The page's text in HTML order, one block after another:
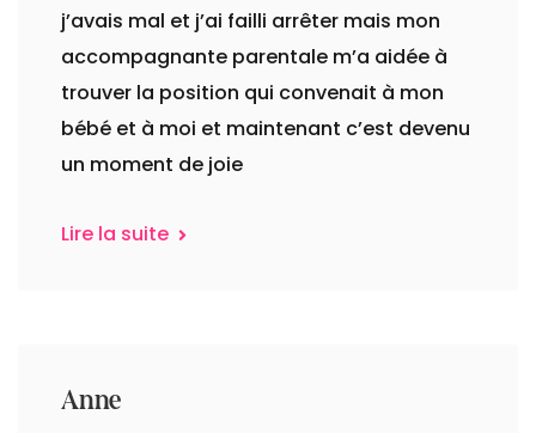
j’avais mal et j’ai failli arrêter mais mon
accompagnante parentale m’a aidée à
trouver la position qui convenait à mon
bébé et à moi et maintenant c’est devenu
un moment de joie
Lire la suite
Anne